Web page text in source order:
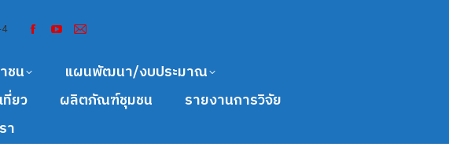
4
ชน
แผนพัฒนา/งบประมาณ
ยว ผลิตภัณฑ์ชุมชน
รายงานการวิจัย
า